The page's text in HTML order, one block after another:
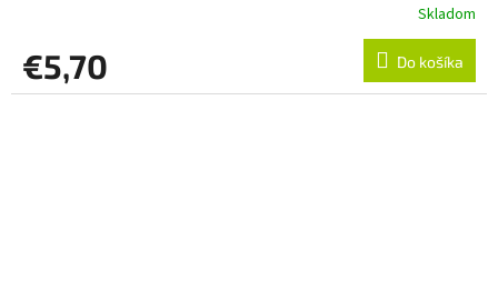
Skladom
€5,70 Do košíka